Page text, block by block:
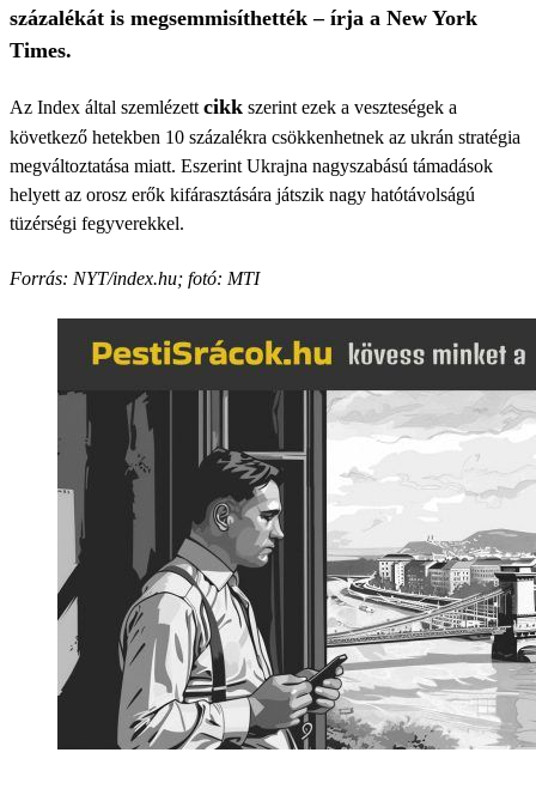
százalékát is megsemmisíthették – írja a New York
Times.
Az Index által szemlézett cikk szerint ezek a veszteségek a
következő hetekben 10 százalékra csökkenhetnek az ukrán stratégia
megváltoztatása miatt. Eszerint Ukrajna nagyszabású támadások
helyett az orosz erők kifárasztására játszik nagy hatótávolságú
tüzérségi fegyverekkel.
Forrás: NYT/index.hu; fotó: MTI